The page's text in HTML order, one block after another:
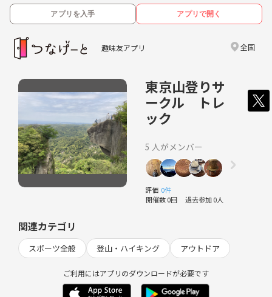
アプリを入手 アプリで開く
趣味友アプリ 全国
東京山登りサ
ークル トレ
ック
5 人がメンバー
評価 0件
開催数 0回 過去参加 0人
関連カテゴリ
スポーツ全般 登山・ハイキング アウトドア
ご利用にはアプリのダウンロードが必要です